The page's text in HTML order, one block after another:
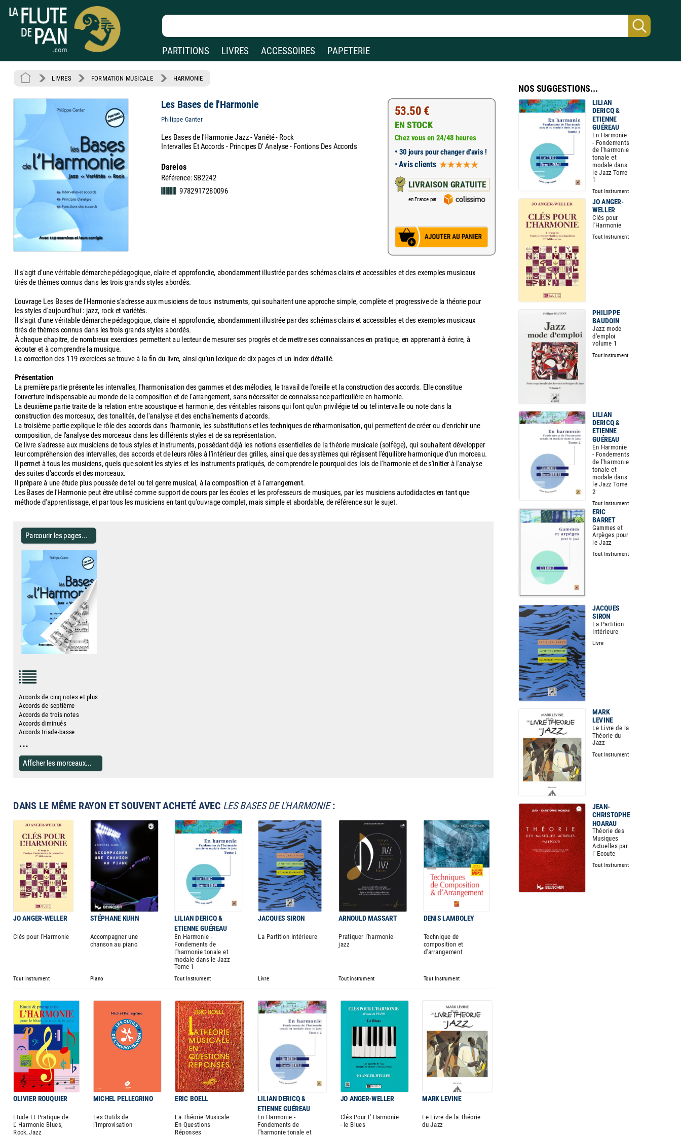
PARTITIONS LIVRES ACCESSOIRES PAPETERIE
LIVRES FORMATION MUSICALE HARMONIE
Les Bases de l'Harmonie
Philippe Ganter
Les Bases de l'Harmonie Jazz - Variété - Rock
Intervalles Et Accords - Principes D' Analyse - Fontions Des Accords
Dareios
Référence: SB2242
9782917280096
53.50 €
EN STOCK
Chez vous en 24/48 heures
• 30 jours pour changer d'avis !
•Avis clients
LIVRAISON GRATUITE
en France par
Il s'agit d'une véritable démarche pédagogique, claire et approfondie, abondamment illustrée par des schémas clairs et accessibles et des exemples musicaux
tirés de thèmes connus dans les trois grands styles abordés.
L'ouvrage Les Bases de l'Harmonie s'adresse aux musiciens de tous instruments, qui souhaitent une approche simple, complète et progressive de la théorie pour
les styles d'aujourd'hui : jazz, rock et variétés.
Il s'agit d'une véritable démarche pédagogique, claire et approfondie, abondamment illustrée par des schémas clairs et accessibles et des exemples musicaux
tirés de thèmes connus dans les trois grands styles abordés.
À chaque chapitre, de nombreux exercices permettent au lecteur de mesurer ses progrès et de mettre ses connaissances en pratique, en apprenant à écrire, à
écouter et à comprendre la musique.
La correction des 119 exercices se trouve à la fin du livre, ainsi qu'un lexique de dix pages et un index détaillé.
Présentation
La première partie présente les intervalles, l'harmonisation des gammes et des mélodies, le travail de l'oreille et la construction des accords. Elle constitue
l'ouverture indispensable au monde de la composition et de l'arrangement, sans nécessiter de connaissance particulière en harmonie.
La deuxième partie traite de la relation entre acoustique et harmonie, des véritables raisons qui font qu'on privilégie tel ou tel intervalle ou note dans la
construction des morceaux, des tonalités, de l'analyse et des enchaînements d'accords.
La troisième partie explique le rôle des accords dans l'harmonie, les substitutions et les techniques de réharmonisation, qui permettent de créer ou d'enrichir une
composition, de l'analyse des morceaux dans les différents styles et de sa représentation.
Ce livre s'adresse aux musiciens de tous styles et instruments, possédant déjà les notions essentielles de la théorie musicale (solfège), qui souhaitent développer
leur compréhension des intervalles, des accords et de leurs rôles à l'intérieur des grilles, ainsi que des systèmes qui régissent l'équilibre harmonique d'un morceau.
Il permet à tous les musiciens, quels que soient les styles et les instruments pratiqués, de comprendre le pourquoi des lois de l'harmonie et de s'initier à l'analyse
des suites d'accords et des morceaux.
Il prépare à une étude plus poussée de tel ou tel genre musical, à la composition et à l'arrangement.
Les Bases de l'Harmonie peut être utilisé comme support de cours par les écoles et les professeurs de musiques, par les musiciens autodidactes en tant que
méthode d'apprentissage, et par tous les musiciens en tant qu'ouvrage complet, mais simple et abordable, de référence sur le sujet.
Parcourir les pages...
Accords de cinq notes et plus
Accords de septième
Accords de trois notes
Accords diminués
Accords triade-basse
...
Afficher les morceaux...
DANS LE MÊME RAYON ET SOUVENT ACHETÉ AVEC LES BASES DE L'HARMONIE:
JO ANGER-WELLER STÉPHANE KUHN LILIAN DERICQ &
ETIENNE GUÉREAU
JACQUES SIRON ARNOULD MASSART DENIS LAMBOLEY
Clés pour l'Harmonie
Accompagner une
chanson au piano
En Harmonie -
Fondements de
l'harmonie tonale et
modale dans le Jazz
Tome 1
La Partition Intérieure
Pratiquer l'harmonie
jazz
Technique de
composition et
d'arrangement
Tout Instrument Piano Tout Instrument Livre Tout instrument Tout Instrument
OLIVIER ROUQUIER MICHEL PELLEGRINO ERIC BOELL
LILIAN DERICQ &
ETIENNE GUÉREAU
JO ANGER-WELLER MARK LEVINE
Etude Et Pratique de
L' Harmonie Blues,
Rock, Jazz
Les Outils de
l'Improvisation
La Théorie Musicale
En Questions
Réponses
En Harmonie -
Fondements de
l'harmonie tonale et
Clés Pour L' Harmonie
- le Blues
Le Livre de la Théorie
du Jazz
NOS SUGGESTIONS...
LILIAN
DERICQ &
ETIENNE
GUÉREAU
En Harmonie
- Fondements
de l'harmonie
tonale et
modale dans
le Jazz Tome
1
Tout Instrument
JO ANGER-
WELLER
Clés pour
l'Harmonie
Tout Instrument
PHILIPPE
BAUDOIN
Jazz mode
d'emploi
volume 1
Tout instrument
LILIAN
DERICQ &
ETIENNE
GUÉREAU
En Harmonie
- Fondements
de l'harmonie
tonale et
modale dans
le Jazz Tome
2
Tout Instrument
ERIC
BARRET
Gammes et
Arpèges pour
le Jazz
Tout Instrument
JACQUES
SIRON
La Partition
Intérieure
Livre
MARK
LEVINE
Le Livre de la
Théorie du
Jazz
Tout Instrument
JEAN-
CHRISTOPHE
HOARAU
Théorie des
Musiques
Actuelles par
l' Ecoute
Tout Instrument